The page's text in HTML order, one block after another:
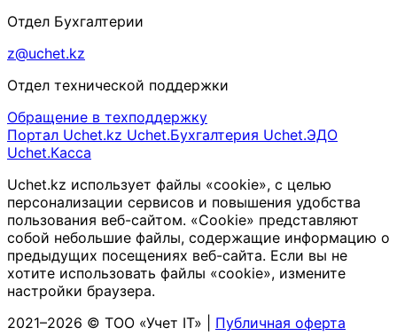
Отдел Бухгалтерии
z@uchet.kz
Отдел технической поддержки
Обращение в техподдержку
Портал Uchet.kz Uchet.Бухгалтерия Uchet.ЭДО
Uchet.Касса
Uchet.kz использует файлы «cookie», с целью
персонализации сервисов и повышения удобства
пользования веб-сайтом. «Cookie» представляют
собой небольшие файлы, содержащие информацию о
предыдущих посещениях веб-сайта. Если вы не
хотите использовать файлы «cookie», измените
настройки браузера.
2021–2026 © ТОО «Учет IT» | Публичная оферта